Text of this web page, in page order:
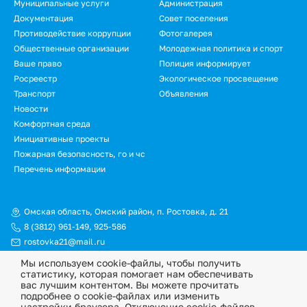
Муниципальные услуги
Администрация
Документация
Совет поселения
Противодействие коррупции
Фотогалерея
Общественные организации
Молодежная политика и спорт
Ваше право
Полиция информирует
Росреестр
Экологическое просвещение
Транспорт
Объявления
Новости
Омская область, Омский район, п. Ростовка, д. 21
8 (3812) 961-149, 925-586
rostovka21@mail.ru
Подвал.
Дополнительное
меню
Комфортная среда
Инициативные проекты
Пожарная безопасность, го и чс
Перечень информации
© Официальный сайт Ростовкинского сельского поселения
Омского муниципального района Омской области, 2026
Политика конфиденциальности
Мы используем cookie-файлы, чтобы получить
статистику, которая помогает нам обеспечивать
вас лучшим контентом. Вы можете прочитать
подробнее о cookie-файлах или изменить